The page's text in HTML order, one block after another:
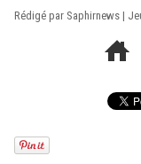
Rédigé par Saphirnews |